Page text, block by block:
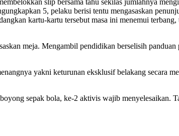
5, pelaku berisi tentu mengasaskan
kartu-kartu tersebut masa ini menemui terbang,
meja. Mengambil pendidikan berselisih
yakni keturunan eksklusif belakang secara
sepak bola, ke-2 aktivis wajib menyelesaikan.